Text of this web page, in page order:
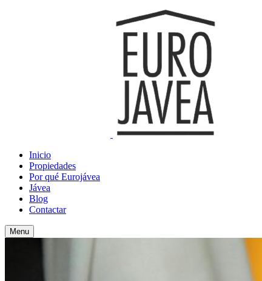
Inicio
Propiedades
Por qué Eurojávea
Jávea
Blog
Contactar
Menu